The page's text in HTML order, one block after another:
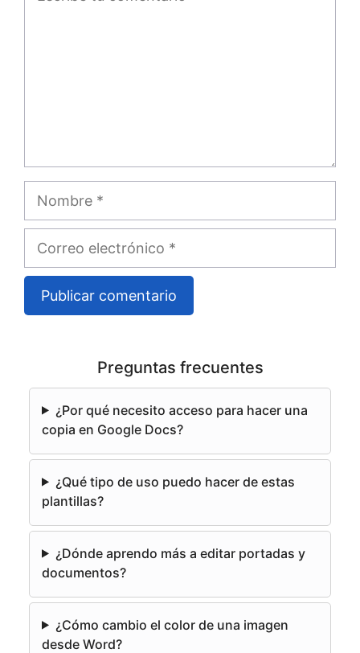
Correo
electrónico
a
v
Preguntas frecuentes
¿Por qué necesito acceso para hacer una
copia en Google Docs?
¿Qué tipo de uso puedo hacer de estas
plantillas?
¿Dónde aprendo más a editar portadas y
documentos?
¿Cómo cambio el color de una imagen
desde Word?